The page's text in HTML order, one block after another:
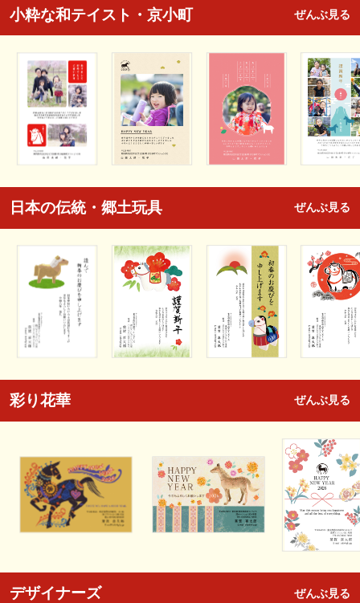
小粋な和テイスト・京小町 ぜんぶ見る
日本の伝統・郷土玩具 ぜんぶ見る
彩り花華 ぜんぶ見る
デザイナーズ ぜんぶ見る